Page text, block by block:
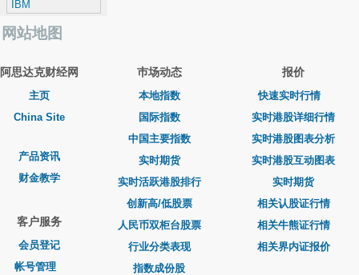
网站地图
阿思达克财经网
主页
China Site
产品资讯
财金教学
客户服务
会员登记
帐号管理
巿场动态
本地指数
国际指数
中国主要指数
实时期货
实时活跃港股排行
创新高/低股票
人民币双柜台股票
行业分类表现
指数成份股
报价
快速实时行情
实时港股详细行情
实时港股图表分析
实时港股互动图表
实时期货
相关认股证行情
相关牛熊证行情
相关界内证报价